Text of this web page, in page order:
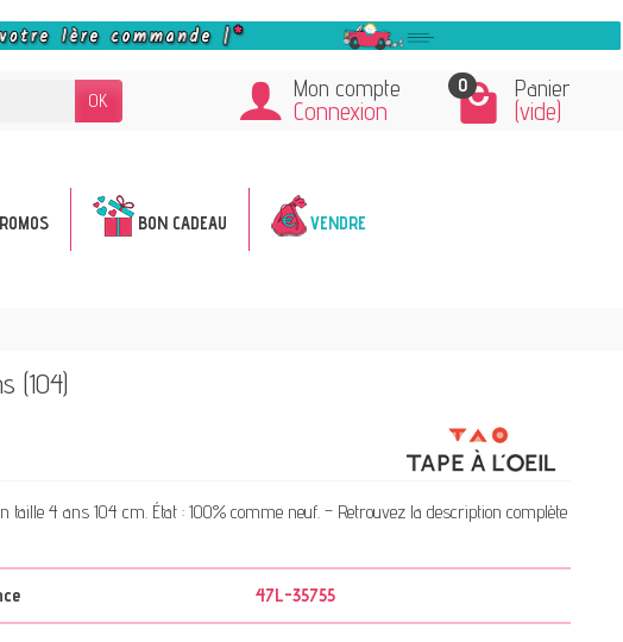
OK Mon compte
Connexion
0 Panier
(vide)
BON CADEAU VENDRE
(104)
taille 4 ans 104 cm. État : 100% comme neuf. – Retrouvez la description complète
47L-35755